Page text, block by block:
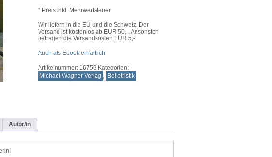
* Preis inkl. Mehrwertsteuer.
Wir liefern in die EU und die Schweiz. Der
Versand ist kostenlos ab EUR 50,-. Ansonsten
betragen die Versandkosten EUR 5,-
Auch als Ebook erhältlich
Artikelnummer: 16759 Kategorien:
Michael Wagner Verlag , Belletristik
Autor/in